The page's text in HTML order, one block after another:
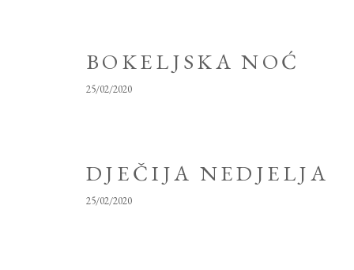
BOKELJSKA NOĆ
25/02/2020
DJEČIJA NEDJELJA
25/02/2020